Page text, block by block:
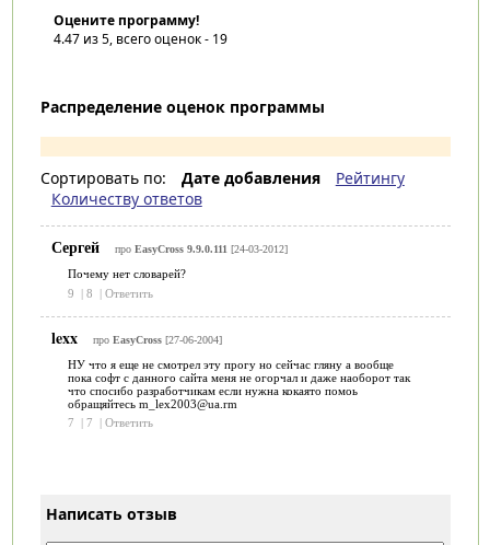
Оцените программу!
4.47из 5, всего оценок - 19
Распределение оценок программы
Сортировать по: Дате добавления
Рейтингу
Количеству ответов
Сергей про EasyCross 9.9.0.111 [24-03-2012]
Почему нет словарей?
9
| 8 | Ответить
lexx про EasyCross [27-06-2004]
НУ что я еще не смотрел эту прогу но сейчас гляну а вообще
пока софт с данного сайта меня не огорчал и даже наоборот так
что спосибо разработчикам если нужна кокаято помоь
обращяйтесь m_lex2003@ua.rm
7
| 7 | Ответить
Написать отзыв